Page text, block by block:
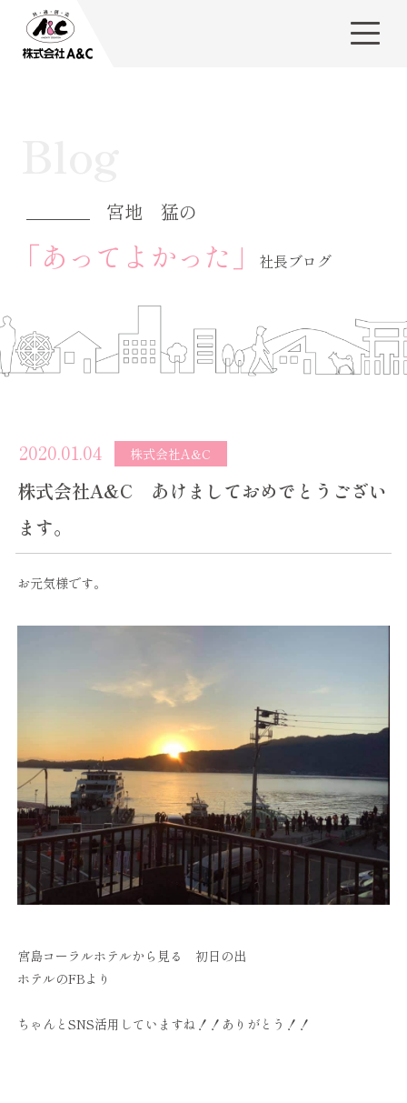
宮地 猛の
「あってよかった」 社長ブログ
2020.01.04 株式会社A&C
株式会社A&C あけましておめでとうござい
ます。
お元気様です。
宮島コーラルホテルから見る 初日の出
ホテルのFBより
ちゃんとSNS活用していますね！！ありがとう！！